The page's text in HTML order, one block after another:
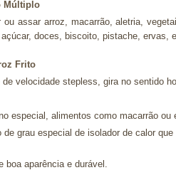
Múltiplo
ou assar arroz, macarrão, aletria,
doces, biscoito, pistache, ervas,
Frito
velocidade stepless, gira no sentido
especial, alimentos como macarrão ou
grau especial de isolador de calor
boa aparência e durável.